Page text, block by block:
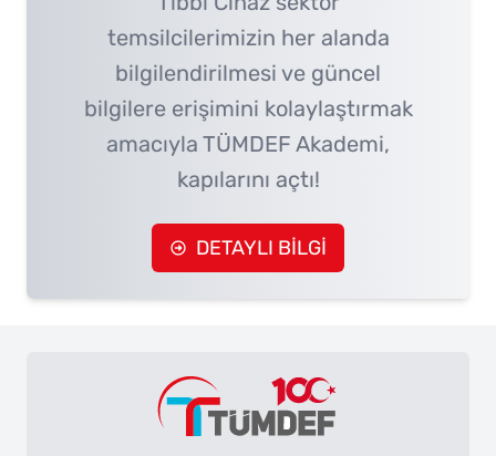
temsilcilerimizin her alanda
bilgilendirilmesi ve güncel
bilgilere erişimini kolaylaştırmak
amacıyla TÜMDEF Akademi,
kapılarını açtı!
DETAYLI BİLGİ